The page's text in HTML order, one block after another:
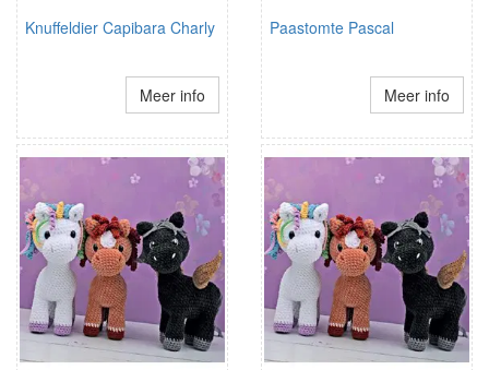
Knuffeldier Capibara Charly
Meer info
Paastomte Pascal
Meer info